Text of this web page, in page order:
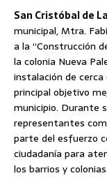
San Cristóbal de
municipal, Mtra.
a la “Construcción
la colonia Nueva
instalación de
principal objetivo
municipio. Durante
representantes
parte del esfuerzo
ciudadanía para
los barrios y colonias.